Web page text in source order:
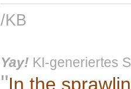
/KB
Yay! KI-generiertes
"In the